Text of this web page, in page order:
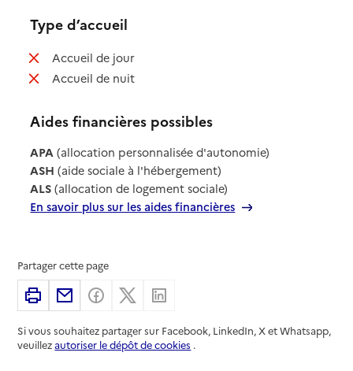
Type d’accueil
Accueil de jour: non disponible
Accueil de nuit: non disponible
Aides financières possibles
APA (allocation personnalisée d'autonomie)
ASH (aide sociale à l'hébergement)
ALS (allocation de logement sociale)
En savoir plus sur les aides financières
Partager cette page
ImprimerPartager par email
Partager sur Facebook
Partager sur X
Si vous souhaitez partager sur Facebook, LinkedIn, X et Whatsapp,
veuillezautoriser le dépôt de cookies .